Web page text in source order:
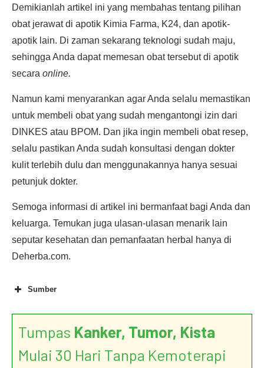
Demikianlah artikel ini yang membahas tentang pilihan
obat jerawat di apotik Kimia Farma, K24, dan apotik-
apotik lain. Di zaman sekarang teknologi sudah maju,
sehingga Anda dapat memesan obat tersebut di apotik
secara online.
Namun kami menyarankan agar Anda selalu memastikan
untuk membeli obat yang sudah mengantongi izin dari
DINKES atau BPOM. Dan jika ingin membeli obat resep,
selalu pastikan Anda sudah konsultasi dengan dokter
kulit terlebih dulu dan menggunakannya hanya sesuai
petunjuk dokter.
Semoga informasi di artikel ini bermanfaat bagi Anda dan
keluarga. Temukan juga ulasan-ulasan menarik lain
seputar kesehatan dan pemanfaatan herbal hanya di
Deherba.com.
Sumber
Tumpas Kanker, Tumor, Kista
Mulai 30 Hari Tanpa Kemoterapi